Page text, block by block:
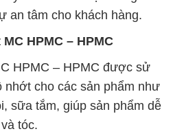
an tâm cho khách hàng.
HPMC – HPMC
HPMC – HPMC được sử
nhớt cho các sản phẩm như
sữa tắm, giúp sản phẩm dễ
tóc.